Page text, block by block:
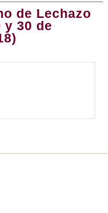
de Lechazo
y 30 de